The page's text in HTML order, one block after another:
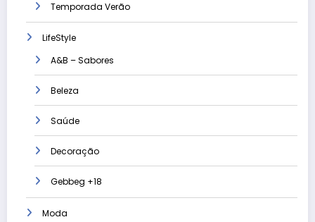
Temporada Verão
LifeStyle
A&B – Sabores
Beleza
Saúde
Decoração
Gebbeg +18
Moda